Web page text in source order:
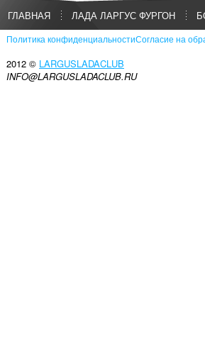
ГЛАВНАЯ ЛАДА ЛАРГУС ФУРГОН
Политика конфиденциальностиСогласие на
2012 © LARGUSLADACLUB
INFO@LARGUSLADACLUB.RU